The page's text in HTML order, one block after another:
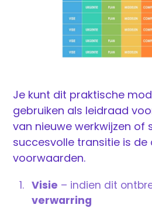
Je kunt dit praktische
gebruiken als leidraad
van nieuwe werkwijzen of
succesvolle transitie is
voorwaarden.
Visie – indien dit
verwarring